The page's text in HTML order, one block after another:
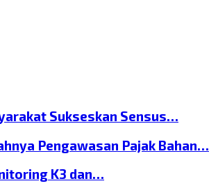
Sukseskan Sensus…
Pengawasan Pajak Bahan…
K3 dan…